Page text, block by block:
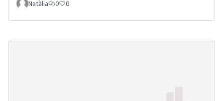
Natàlia 0 0